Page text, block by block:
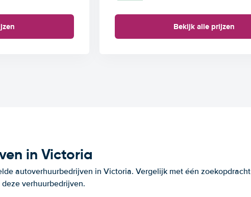
Bekijk alle prijzen
in Victoria
autoverhuurbedrijven in Victoria. Vergelijk met één zoekopdracht
verhuurbedrijven.